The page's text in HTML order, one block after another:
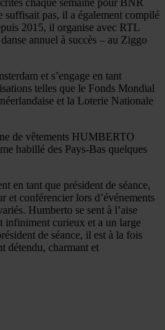
suffisait pas, il a également compilé
2015, il organise avec RTL
annuel à succès – au Ziggo
et s’engage en tant
telles que le Fonds Mondial
et la Loterie Nationale
de vêtements HUMBERTO
habillé des Pays-Bas quelques
en tant que président de séance,
et conférencier lors d’événements
Humberto se sent à l’aise
infiniment curieux et a un large
de séance, il est à la fois
détendu, charmant et